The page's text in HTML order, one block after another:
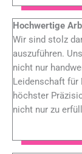
Hochwertige
Wir sind stolz
auszuführen.
nicht nur
Leidenschaft
höchster
nicht nur zu